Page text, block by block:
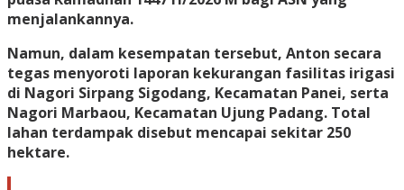
menjalankannya.
Namun, dalam kesempatan tersebut, Anton secara
tegas menyoroti laporan kekurangan fasilitas irigasi
di Nagori Sirpang Sigodang, Kecamatan Panei, serta
Nagori Marbaou, Kecamatan Ujung Padang. Total
lahan terdampak disebut mencapai sekitar 250
hektare.